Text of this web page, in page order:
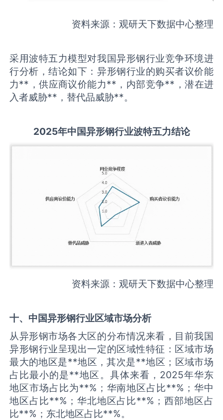
资料来源：观研天下数据中心整理
采用波特五力模型对我国异形钢行业竞争环境进
行分析，结论如下：异形钢行业的购买者议价能
力**，供应商议价能力**，内部竞争**，潜在进
入者威胁**，替代品威胁**。
2025年中国异形钢行业波特五力结论
资料来源：观研天下数据中心整理
十、中国异形钢行业区域市场分析
从异形钢市场各大区的分布情况来看，目前我国
异形钢行业呈现出一定的区域性特征：区域市场
最大的地区是**地区，其次是**地区；区域市场
占比最小的是**地区。具体来看，2025年华东
地区市场占比为**%；华南地区占比**%；华中
地区占比**%；华北地区占比**%；西部地区占
比**%；东北地区占比**%。